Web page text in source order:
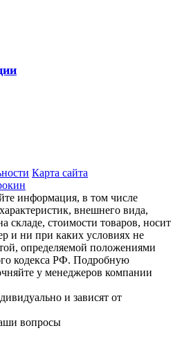
Карта сайта
информация, в том числе
внешнего вида,
складе, стоимости товаров, носит
и ни при каких условиях не
определяемой положениями
кодекса РФ. Подробную
у менеджеров компании
и зависят от
вопросы